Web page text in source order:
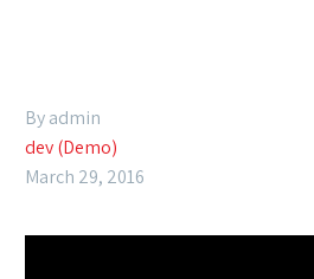
By admin
dev (Demo)
March 29, 2016